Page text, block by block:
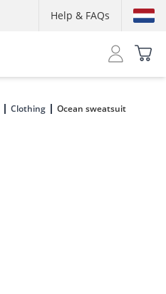
Help & FAQs
Clothing Ocean sweatsuit